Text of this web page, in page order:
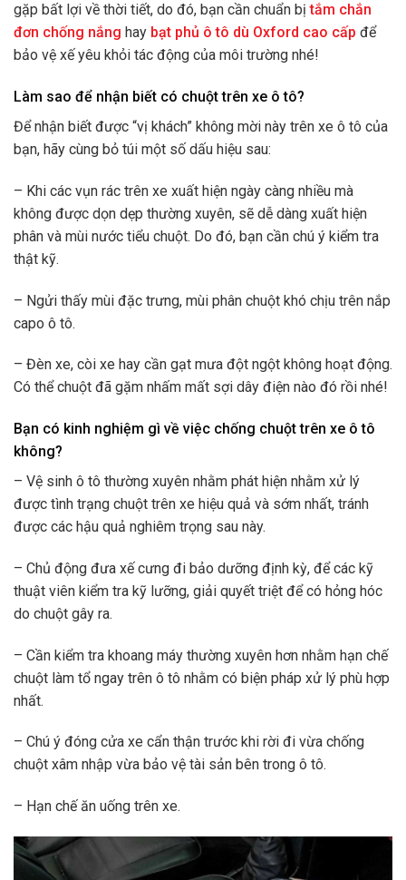
gặp bất lợi về thời tiết, do đó, bạn cần chuẩn bịtắm chắn
đơn chống nắng hay bạt phủ ô tô dù Oxford cao cấp để
bảo vệ xế yêu khỏi tác động của môi trường nhé!
Làm sao để nhận biết có chuột trên xe ô tô?
Để nhận biết được “vị khách” không mời này trên xe ô tô của
bạn, hãy cùng bỏ túi một số dấu hiệu sau:
– Khi các vụn rác trên xe xuất hiện ngày càng nhiều mà
không được dọn dẹp thường xuyên, sẽ dễ dàng xuất hiện
phân và mùi nước tiểu chuột. Do đó, bạn cần chú ý kiểm tra
thật kỹ.
– Ngửi thấy mùi đặc trưng, mùi phân chuột khó chịu trên nắp
capo ô tô.
– Đèn xe, còi xe hay cần gạt mưa đột ngột không hoạt động.
Có thể chuột đã gặm nhấm mất sợi dây điện nào đó rồi nhé!
Bạn có kinh nghiệm gì về việc chống chuột trên xe ô tô
không?
– Vệ sinh ô tô thường xuyên nhằm phát hiện nhằm xử lý
được tình trạng chuột trên xe hiệu quả và sớm nhất, tránh
được các hậu quả nghiêm trọng sau này.
– Chủ động đưa xế cưng đi bảo dưỡng định kỳ, để các kỹ
thuật viên kiểm tra kỹ lưỡng, giải quyết triệt để có hỏng hóc
do chuột gây ra.
– Cần kiểm tra khoang máy thường xuyên hơn nhằm hạn chế
chuột làm tổ ngay trên ô tô nhằm có biện pháp xử lý phù hợp
nhất.
– Chú ý đóng cửa xe cẩn thận trước khi rời đi vừa chống
chuột xâm nhập vừa bảo vệ tài sản bên trong ô tô.
– Hạn chế ăn uống trên xe.